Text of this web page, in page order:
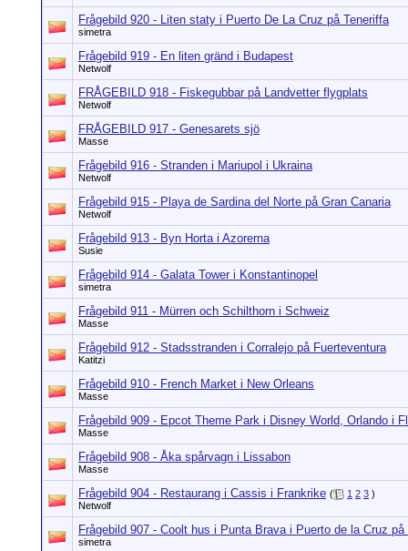
Frågebild 920 - Liten staty i Puerto De La Cruz på Teneriffa
simetra
Frågebild 919 - En liten gränd i Budapest
Netwolf
FRÅGEBILD 918 - Fiskegubbar på Landvetter flygplats
Netwolf
FRÅGEBILD 917 - Genesarets sjö
Masse
Frågebild 916 - Stranden i Mariupol i Ukraina
Netwolf
Frågebild 915 - Playa de Sardina del Norte på Gran Canaria
Netwolf
Frågebild 913 - Byn Horta i Azorerna
Susie
Frågebild 914 - Galata Tower i Konstantinopel
simetra
Frågebild 911 - Mürren och Schilthorn i Schweiz
Masse
Frågebild 912 - Stadsstranden i Corralejo på Fuerteventura
Katitzi
Frågebild 910 - French Market i New Orleans
Masse
Frågebild 909 - Epcot Theme Park i Disney World, Orlando i
Masse
Frågebild 908 - Åka spårvagn i Lissabon
Masse
Frågebild 904 - Restaurang i Cassis i Frankrike ( 1 2 3 )
Netwolf
Frågebild 907 - Coolt hus i Punta Brava i Puerto de la Cruz på
simetra